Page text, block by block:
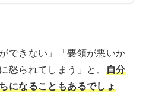
できない」「要領が悪いか
怒られてしまう」と、
自分
になることもあるでしょ